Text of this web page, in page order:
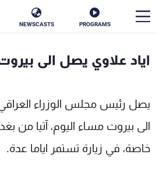
PROGRAMS
NEWSCASTS
اياد علاوي يصل الى
يصل رئيس مجلس الوزراء العراقي
الى بيروت مساء اليوم، آتيا من
خاصة، في زيارة تستمر اياما عدة.
سياسة
إقتصاد فن